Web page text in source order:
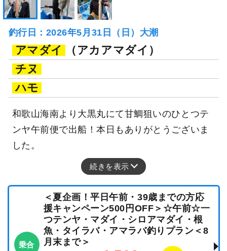
釣行日：2026年5月31日（日）大潮
アマダイ
（アカアマダイ）
チヌ
ハモ
和歌山海南より大黒丸にて甘鯛狙いのひとつテ
ンヤ午前便で出船！本日もありがとうございま
した。
続きを表示
乗合
＜夏企画！平日午前・39歳までの方応
援キャンペーン500円OFF＞☆午前☆一
つテンヤ・マダイ・シロアマダイ・根
魚・タイラバ・アマラバ釣りプラン＜8
月末まで＞